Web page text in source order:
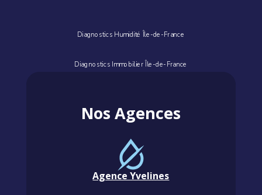
Diagnostics Humidité Île-de-France
Diagnostics Immobilier Île-de-France
Nos Agences
Agence Yvelines